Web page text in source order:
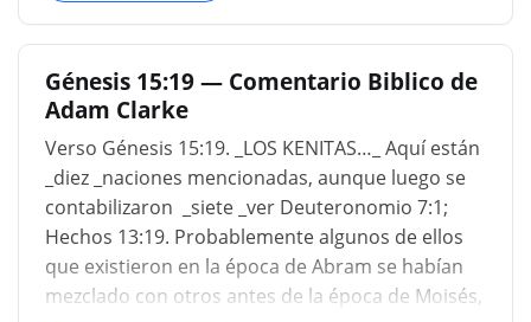
tanto, da a entender que los convenios de Dios
con el hombre se hacen por sacrificio, Salmo
50:5. Y podemos saber que acepta nuestros
sacrificios, si enciende en nuestras almas afectos
piadosos y devotos. Se indican los límites de la
tierra otorgada. Se habla de varias naciones, o
tribus, que deben ser expulsadas para dejar
espacio a la simiente de Abram. En este capítulo
percibimos en Abram la fe luchando y triunfando
sobre la incredulidad. No se pregunten,
Génesis 15:19 — Comentario Biblico de
Adam Clarke
Verso Génesis 15:19. _LOS KENITAS…_ Aquí están
_diez _naciones mencionadas, aunque luego se
contabilizaron _siete _ver Deuteronomio 7:1;
Hechos 13:19. Probablemente algunos de ellos
que existieron en la época de Abram se habían
mezclado con otros antes de la época de Moisés,